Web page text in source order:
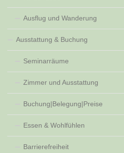
Ausflug und Wanderung
Ausstattung & Buchung
Seminarräume
Zimmer und Ausstattung
Buchung|Belegung|Preise
Essen & Wohlfühlen
Barrierefreiheit